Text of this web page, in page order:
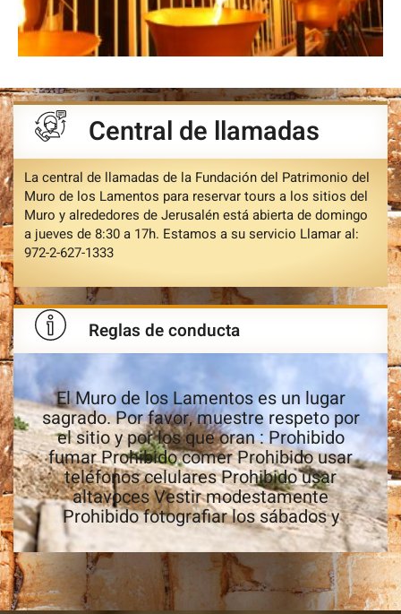
Central de llamadas
La central de llamadas de la Fundación del Patrimonio del
Muro de los Lamentos para reservar tours a los sitios del
Muro y alrededores de Jerusalén está abierta de domingo
a jueves de 8:30 a 17h. Estamos a su servicio Llamar al:
972-2-627-1333
Reglas de conducta
El Muro de los Lamentos es un lugar
sagrado. Por favor, muestre respeto por
el sitio y por los que oran : Prohibido
fumar Prohibido comer Prohibido usar
teléfonos celulares Prohibido usar
altavoces Vestir modestamente
Prohibido fotografiar los sábados y